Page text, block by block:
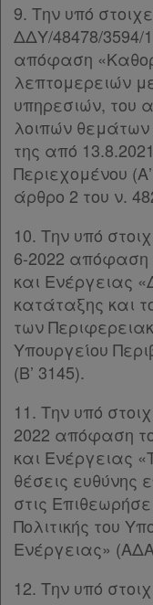
9. Την υπό
ΔΔΥ/48478/3594/
απόφαση
λεπτομερειών
υπηρεσιών, του
λοιπών θεμάτων
της από
Περιεχομένου
άρθρο 2 του ν.
10. Την υπό
6-2022 απόφαση
και Ενέργειας
κατάταξης και
των
Υπουργείου
(Β’ 3145).
11. Την υπό
2022 απόφαση
και Ενέργειας
θέσεις ευθύνης
στις
Πολιτικής του
Ενέργειας»
12. Την υπό